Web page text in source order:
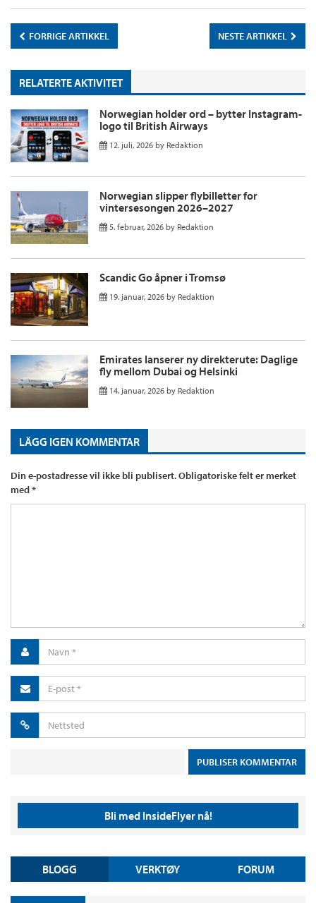
FORRIGE ARTIKKEL NESTE ARTIKKEL
RELATERTE AKTIVITET
Norwegian holder ord – bytter Instagram-
logo til British Airways
12. juli, 2026 by Redaktion
Norwegian slipper flybilletter for
vintersesongen 2026–2027
5. februar, 2026 by Redaktion
Scandic Go åpner i Tromsø
19. januar, 2026 by Redaktion
Emirates lanserer ny direkterute: Daglige
fly mellom Dubai og Helsinki
14. januar, 2026 by Redaktion
LÄGG IGEN KOMMENTAR
Din e-postadresse vil ikke bli publisert.Obligatoriske felt er merket
med*
Bli med InsideFlyer nå!
BLOGG VERKTØY FORUM